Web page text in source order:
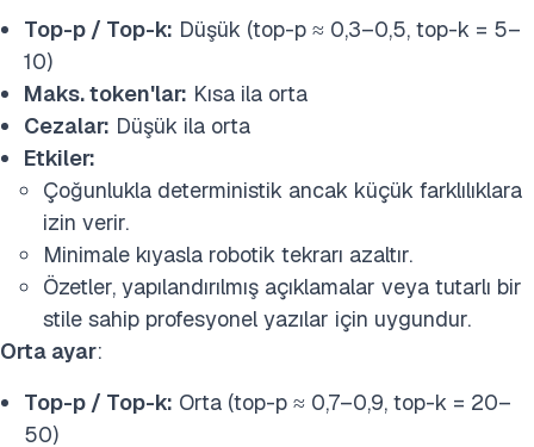
Top-p / Top-k: Düşük (top-p ≈ 0,3–0,5, top-k = 5–
10)
Maks. token'lar: Kısa ila orta
Cezalar: Düşük ila orta
Etkiler:
Çoğunlukla deterministik ancak küçük farklılıklara
izin verir.
Minimale kıyasla robotik tekrarı azaltır.
Özetler, yapılandırılmış açıklamalar veya tutarlı bir
stile sahip profesyonel yazılar için uygundur.
Orta ayar:
Top-p / Top-k: Orta (top-p ≈ 0,7–0,9, top-k = 20–
50)